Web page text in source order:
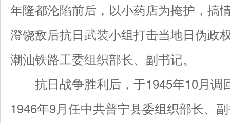
年隆都沦陷前后，以小药店为掩护，搞
澄饶敌后抗日武装小组打击当地日伪政
潮汕铁路工委组织部长、副书记。
抗日战争胜利后，于1945年10月调
1946年9月任中共普宁县委组织部长、